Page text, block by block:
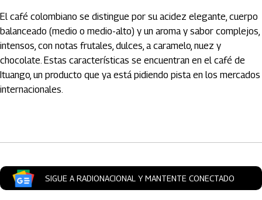
El café colombiano se distingue por su acidez elegante, cuerpo
balanceado (medio o medio-alto) y un aroma y sabor complejos,
intensos, con notas frutales, dulces, a caramelo, nuez y
chocolate. Estas características se encuentran en el café de
Ituango, un producto que ya está pidiendo pista en los mercados
internacionales.
SIGUE A RADIONACIONAL Y MANTENTE CONECTADO